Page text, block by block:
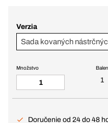
Verzia
1
Množstvo
Doručenie od 24 do 48